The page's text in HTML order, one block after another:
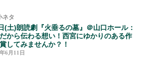
ネタ
(土)朗読劇『火垂るの墓』＠山口ホール：
から伝わる想い！西宮にゆかりのある作
してみませんか？！
6月11日